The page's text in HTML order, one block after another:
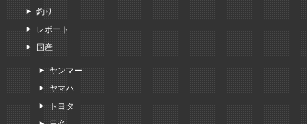
釣り
レポート
国産
ヤンマー
ヤマハ
トヨタ